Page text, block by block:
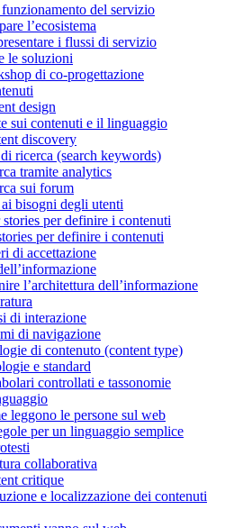
del servizio
l’ecosistema
i flussi di servizio
le soluzioni
di co-progettazione
design
sui contenuti e il linguaggio
discovery
ricerca (search keywords)
tramite analytics
sui forum
bisogni degli utenti
per definire i contenuti
per definire i contenuti
di accettazione
l’architettura dell’informazione
di interazione
di navigazione
di contenuto (content type)
e standard
controllati e tassonomie
leggono le persone sul web
per un linguaggio semplice
collaborativa
critique
e localizzazione dei contenuti